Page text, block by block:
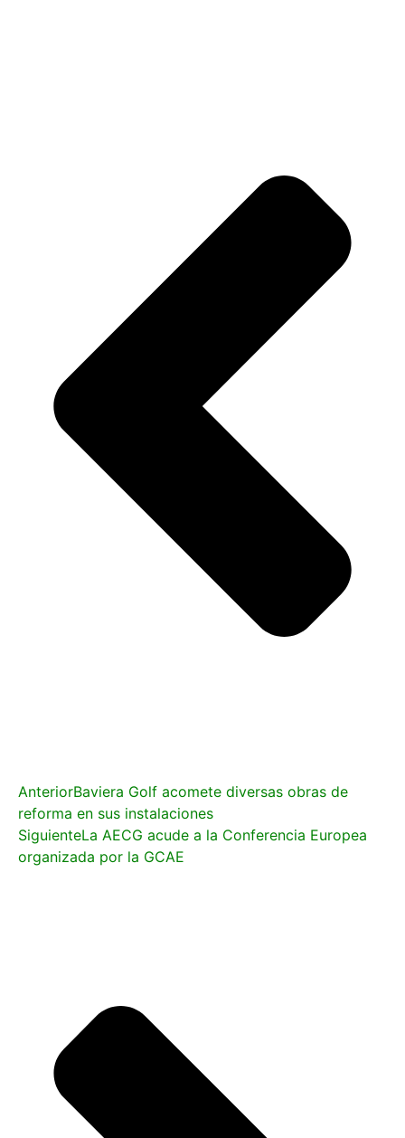
AnteriorBaviera Golf acomete diversas obras de
reforma en sus instalaciones
SiguienteLa AECG acude a la Conferencia Europea
organizada por la GCAE